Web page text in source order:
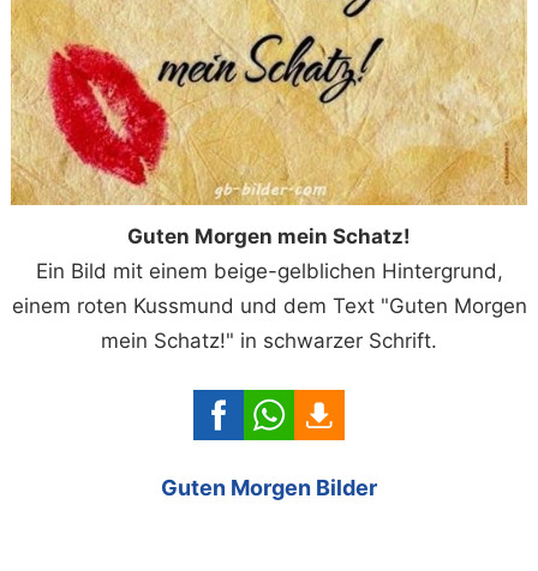
Guten Morgen mein Schatz!
Ein Bild mit einem beige-gelblichen Hintergrund,
einem roten Kussmund und dem Text "Guten Morgen
mein Schatz!" in schwarzer Schrift.
Guten Morgen Bilder